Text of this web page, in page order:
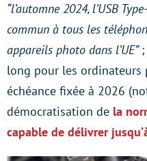
“l’automne 2024, l’USB
commun à tous les
appareils photo dans l’UE”
long pour les ordinateurs
échéance fixée à 2026
démocratisation de la
capable de délivrer